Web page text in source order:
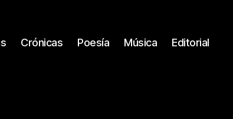
Crónicas Poesía Música Editorial